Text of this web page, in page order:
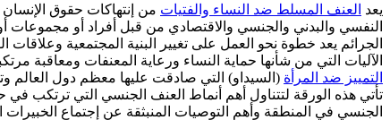
يعد العنف المسلط ضد النساء والفتيات من إنتهاكات حقوق
النفسي والبدني والجنسي والاقتصادي من قبل أفراد أو
الجرائم يعد خطوة نحو العمل على تغيير البنية المجتمعية وعلاقات
الآليات التي من شأنها حماية النساء ورعاية المعنفات ومعاقبة
التمييز ضد المرأة (السيداو) التي صادقت عليها معظم دول العالم
تأتي هذه الورقة لتتناول أهم أنماط العنف الجنسي التي ترتكب في
الجنسي في المنطقة وأهم التوصيات المنبثقة عن إجتماع الخبيرات